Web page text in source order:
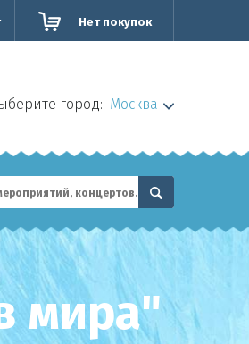
Нет покупок
город: Москва
мира"